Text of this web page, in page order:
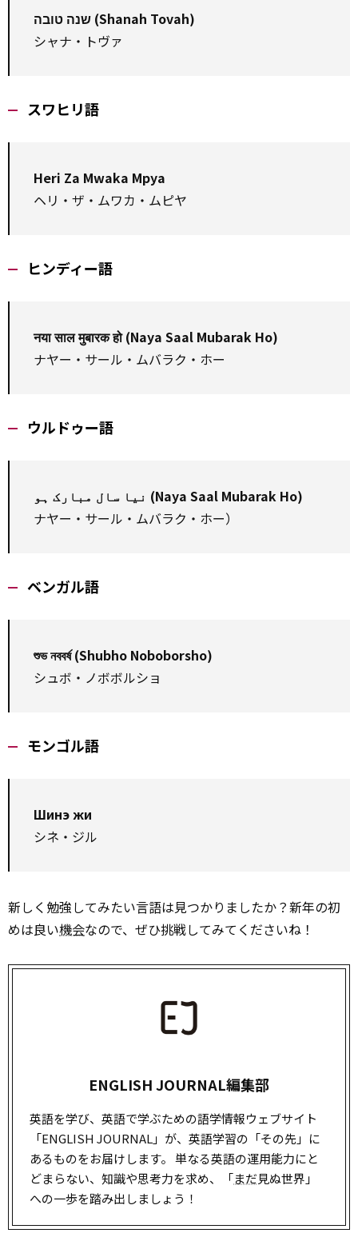
שנה טובה (Shanah Tovah)
シャナ・トヴァ
スワヒリ語
Heri Za Mwaka Mpya
ヘリ・ザ・ムワカ・ムピヤ
ヒンディー語
नया साल मुबारक हो (Naya Saal Mubarak Ho)
ナヤー・サール・ムバラク・ホー
ウルドゥー語
نیا سال مبارک ہو (Naya Saal Mubarak Ho)
ナヤー・サール・ムバラク・ホー）
ベンガル語
শুভ নববর্ষ (Shubho Noboborsho)
シュボ・ノボボルショ
モンゴル語
Шинэ жи
シネ・ジル
新しく勉強してみたい言語は見つかりましたか？新年の初
めは良い機会なので、ぜひ挑戦してみてくださいね！
ENGLISH JOURNAL編集部
英語を学び、英語で学ぶための語学情報ウェブサイト
「ENGLISH JOURNAL」が、英語学習の「その先」に
あるものをお届けします。 単なる英語の運用能力にと
どまらない、知識や思考力を求め、「まだ見ぬ世界」
への一歩を踏み出しましょう！